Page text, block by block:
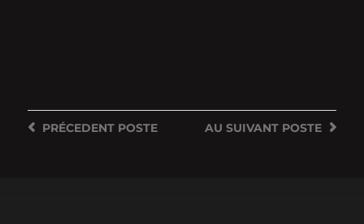
AU SUIVANT POSTE
PRÉCEDENTPOSTE